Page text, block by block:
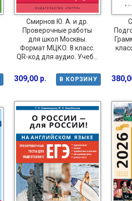
Смирнов Ю. А. и др.
Проверочные работы
для школ Москвы.
Формат МЦКО. 8 класс.
QR-код для аудио. Учеб...
В КОРЗИНУ
309,00 р.